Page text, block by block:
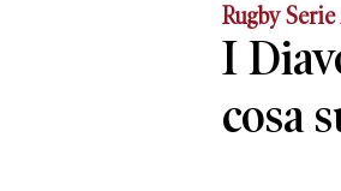
Rugby
I
cosa